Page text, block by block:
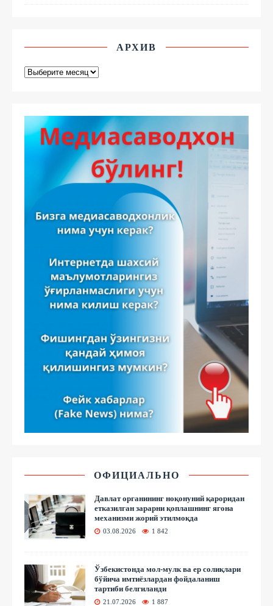
АРХИВ
ОФИЦИАЛЬНО
Давлат органининг ноқонуний қароридан
етказилган зарарни қоплашнинг ягона
механизми жорий этилмоқда
03.08.2026 1 842
Ўзбекистонда мол-мулк ва ер солиқлари
бўйича имтиёзлардан фойдаланиш
тартиби белгиланди
21.07.2026 1 887